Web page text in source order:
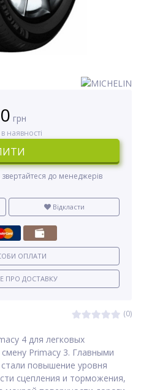
(0)
4 для легковых
Primacy 3. Главными
повышение уровня
сцепления и торможения,
0 грн
наявності
звертайтеся до менеджерів
Відкласти
ОПЛАТИ
ПРО ДОСТАВКУ